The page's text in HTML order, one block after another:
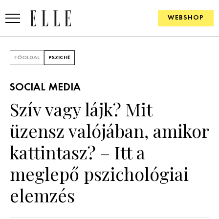
WEBSHOP
SZÉPSÉG
ÉLETMÓD
FŐOLDAL PSZICHÉ
SOCIAL MEDIA
Szív vagy lájk? Mit
üzensz valójában, amikor
kattintasz? – Itt a
meglepő pszichológiai
elemzés